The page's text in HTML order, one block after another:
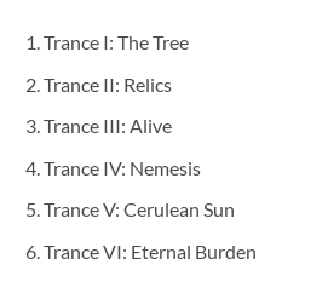
Trance I: The Tree
Trance II: Relics
Trance III: Alive
Trance IV: Nemesis
Trance V: Cerulean Sun
Trance VI: Eternal Burden